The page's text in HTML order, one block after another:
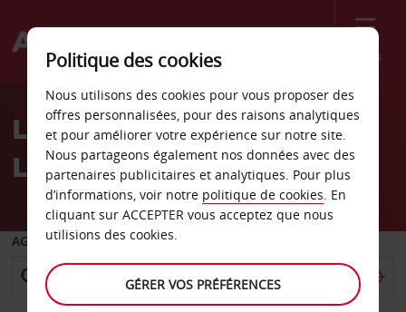
Menu
Welcome
AvisLocation de voiture Sioux
Lookout
AGENCE DE DÉPART
Politique des cookies
Nous utilisons des cookies pour vous proposer des
offres personnalisées, pour des raisons analytiques
et pour améliorer votre expérience sur notre site.
Nous partageons également nos données avec des
partenaires publicitaires et analytiques. Pour plus
d’informations, voir notre politique de cookies. En
cliquant sur ACCEPTER vous acceptez que nous
utilisions des cookies.
GÉRER VOS PRÉFÉRENCES